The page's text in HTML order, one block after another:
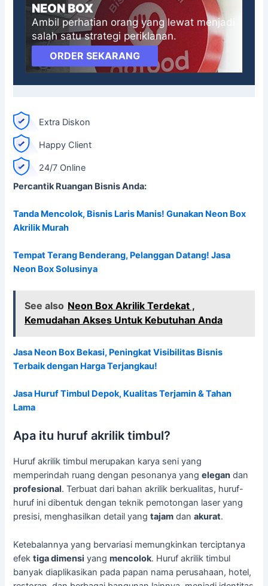
NEON BOX
Ambil perhatian orang yang lewat menjadi
salah satu strategi periklanan.
ORDER SEKARANG
Extra Diskon
Happy Client
24/7 Online
Percantik Ruangan Bisnis Anda:
Tanda Mencolok, Bisnis Laris Manis! Gunakan Neon Box
Akrilik Murah
Tempat Terang Benderang, Pelanggan Datang! Jasa
Neon Box Solusinya
See also Neon Box Akrilik Terdekat ,
Kemudahan Akses Untuk Kebutuhan Anda
Jasa Neon Box Bekasi, Peningkat Visibilitas Bisnis
Terbaik dengan Harga Terjangkau!
Jasa Huruf Timbul Depok, Kualitas Terjamin & Tahan
Lama
Apa itu huruf akrilik timbul?
Huruf akrilik timbul merupakan karya seni yang
memperindah ruang dengan pesonanya yangelegan dan
profesional. Terbuat dari bahan akrilik berkualitas, huruf-
huruf ini dibentuk dengan teknik pemotongan laser yang
presisi, menghasilkan detail yangtajam danakurat.
Ketebalannya yang bervariasi memungkinkan terciptanya
efektiga dimensi yangmencolok. Huruf akrilik timbul
banyak diaplikasikan pada papan nama perusahaan, hotel,